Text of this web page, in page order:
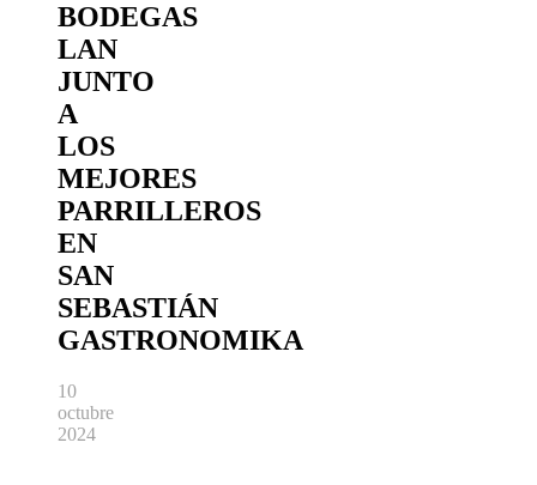
BODEGAS
LAN
JUNTO
A
LOS
MEJORES
PARRILLEROS
EN
SAN
SEBASTIÁN
GASTRONOMIKA
10
octubre
2024